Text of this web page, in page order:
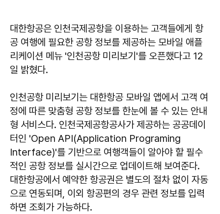
대한항공은 인천국제공항을 이용하는 고객들에게 항
공 여행에 필요한 공항 정보를 제공하는 모바일 애플
리케이션 메뉴 '인천공항 미리보기'를 오픈했다고 12
일 밝혔다.
인천공항 미리보기는 대한항공 모바일 앱에서 고객 여
정에 따른 맞춤형 공항 정보를 한눈에 볼 수 있는 안내
형 서비스다. 인천국제공항공사가 제공하는 공공데이
터인 'Open API(Application Programing
Interface)'를 기반으로 여행객들이 알아야 할 필수
적인 공항 정보를 실시간으로 업데이트해 보여준다.
대한항공에서 예약한 항공권은 별도의 절차 없이 자동
으로 연동되며, 이외 항공편의 경우 관련 정보를 입력
하면 조회가 가능하다.